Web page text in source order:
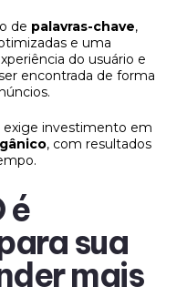
de palavras-chave,
e uma
do usuário e
encontrada de forma
exige investimento em
, com resultados
é
sua
mais